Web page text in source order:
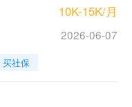
10K-15K/月
2026-06-07
买社保